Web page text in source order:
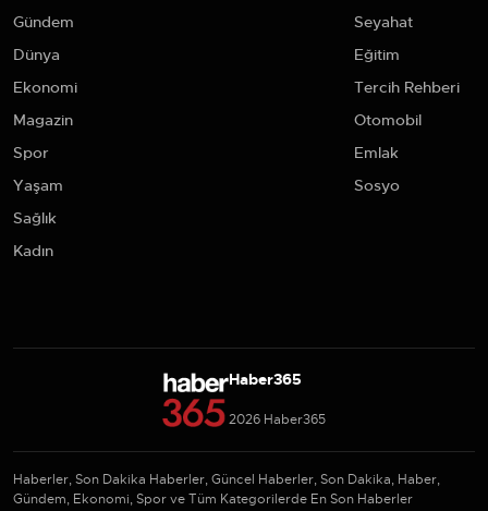
Gündem
Dünya
Ekonomi
Magazin
Spor
Yaşam
Sağlık
Kadın
Seyahat
Eğitim
Tercih Rehberi
Otomobil
Emlak
Sosyo
Haber365
2026 Haber365
Haberler, Son Dakika Haberler, Güncel Haberler, Son Dakika, Haber,
Gündem, Ekonomi, Spor ve Tüm Kategorilerde En Son Haberler